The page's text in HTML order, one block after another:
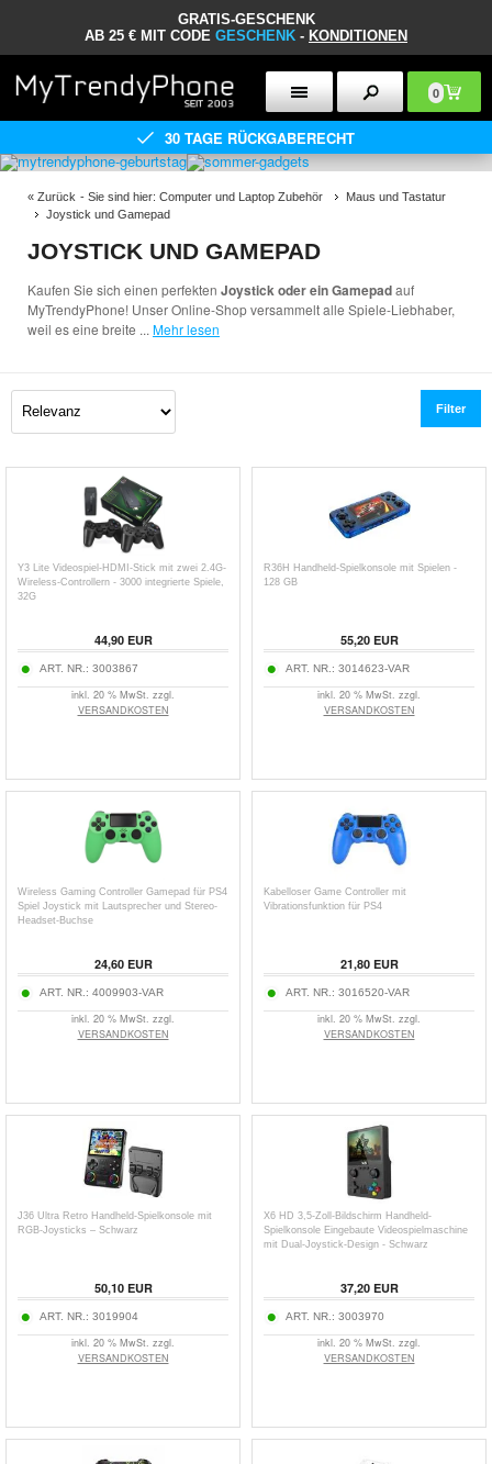
GRATIS-GESCHENK
AB 25 € MIT CODE GESCHENK - KONDITIONEN
0
30 TAGE RÜCKGABERECHT
« Zurück - Sie sind hier: Computer und Laptop Zubehör
Maus und Tastatur
Joystick und Gamepad
JOYSTICK UND GAMEPAD
Kaufen Sie sich einen perfekten Joystick oder ein Gamepadauf
MyTrendyPhone! Unser Online-Shop versammelt alle Spiele-Liebhaber,
weil es eine breite ... Mehr lesen
Filter
Y3 Lite Videospiel-HDMI-Stick mit zwei 2.4G-
Wireless-Controllern - 3000 integrierte Spiele,
32G
44,90EUR
ART. NR.: 3003867
inkl. 20 % MwSt. zzgl.
VERSANDKOSTEN
R36H Handheld-Spielkonsole mit Spielen -
128 GB
55,20EUR
ART. NR.: 3014623-VAR
inkl. 20 % MwSt. zzgl.
VERSANDKOSTEN
Wireless Gaming Controller Gamepad für PS4
Spiel Joystick mit Lautsprecher und Stereo-
Headset-Buchse
24,60EUR
ART. NR.: 4009903-VAR
inkl. 20 % MwSt. zzgl.
VERSANDKOSTEN
Kabelloser Game Controller mit
Vibrationsfunktion für PS4
21,80EUR
ART. NR.: 3016520-VAR
inkl. 20 % MwSt. zzgl.
VERSANDKOSTEN
J36 Ultra Retro Handheld-Spielkonsole mit
RGB-Joysticks – Schwarz
50,10EUR
ART. NR.: 3019904
inkl. 20 % MwSt. zzgl.
VERSANDKOSTEN
X6 HD 3,5-Zoll-Bildschirm Handheld-
Spielkonsole Eingebaute Videospielmaschine
mit Dual-Joystick-Design - Schwarz
37,20EUR
ART. NR.: 3003970
inkl. 20 % MwSt. zzgl.
VERSANDKOSTEN